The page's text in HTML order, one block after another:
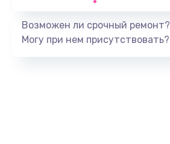
Заказать
Возможен ли срочный ремонт?
Могу при нем присутствовать?